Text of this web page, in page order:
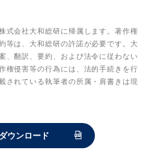
式会社大和総研に帰属します。著作権
等は、大和総研の許諾が必要です。大
、翻訳、要約、および法令に従わない
権侵害等の行為には、法的手続きを行
されている執筆者の所属・肩書きは現
ウンロード